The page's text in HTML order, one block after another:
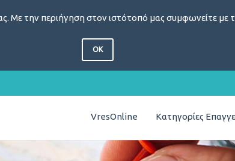
Με την περιήγηση στον ιστότοπό μας συμφωνείτε με
OK
VresOnline Κατηγορίες